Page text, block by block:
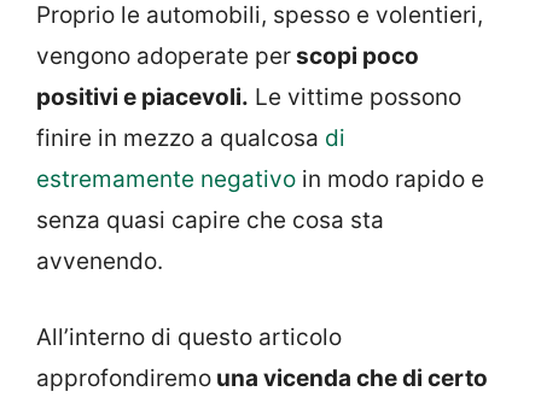
Proprio le automobili, spesso e volentieri,
vengono adoperate perscopi poco
positivi e piacevoli. Le vittime possono
finire in mezzo a qualcosa di
estremamente negativo in modo rapido e
senza quasi capire che cosa sta
avvenendo.
All’interno di questo articolo
approfondiremo una vicenda che di certo